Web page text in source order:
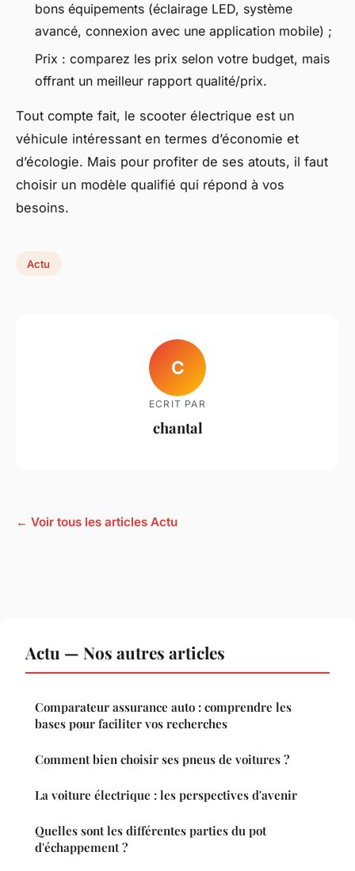
bons équipements (éclairage LED, système
avancé, connexion avec une application mobile) ;
Prix : comparez les prix selon votre budget, mais
offrant un meilleur rapport qualité/prix.
Tout compte fait, le scooter électrique est un
véhicule intéressant en termes d’économie et
d’écologie. Mais pour profiter de ses atouts, il faut
choisir un modèle qualifié qui répond à vos
besoins.
Actu
C
ECRIT PAR
chantal
← Voir tous les articles Actu
Actu — Nos autres articles
Comparateur assurance auto : comprendre les
bases pour faciliter vos recherches
Comment bien choisir ses pneus de voitures ?
La voiture électrique : les perspectives d'avenir
Quelles sont les différentes parties du pot
d'échappement ?